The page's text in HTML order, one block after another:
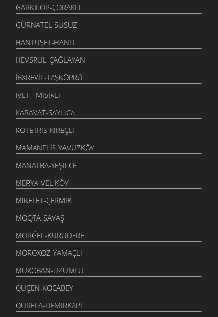
GARKILOP-ÇORAKLI
GÜRNATEL-SUSUZ
HANTUŞET-HANLI
HEVSRUL-ÇAĞLAYAN
İBXREVIL-TAŞKÖPRÜ
İVET - MISIRLI
KARAVAT-SAYLICA
KÖTETRIS-KIREÇLI
MAMANELIS-YAVUZKÖY
MANATBA-YEŞILCE
MERYA-VELIKÖY
MIKELET-ÇERMIK
MOQTA-SAVAŞ
MORĞEL-KURUDERE
MOROXOZ-YAMAÇLI
MUXOBAN-ÜZÜMLÜ
QUÇEN-KOCABEY
QURELA-DEMIRKAPI